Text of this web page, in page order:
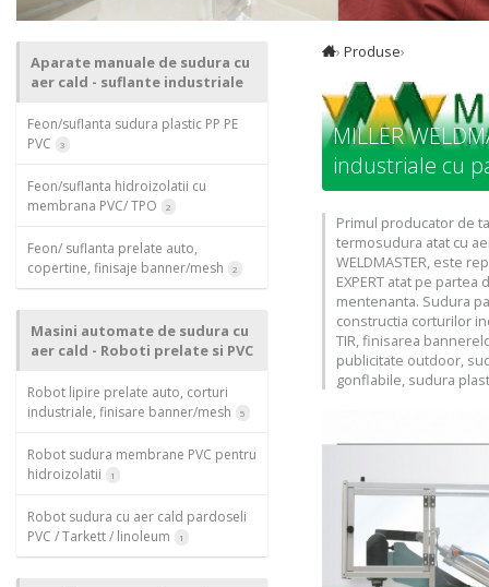
Aparate manuale de sudura cu
aer cald - suflante industriale
Feon/suflanta sudura plastic PP PE
PVC
3
Feon/suflanta hidroizolatii cu
membrana PVC/ TPO
2
Feon/ suflanta prelate auto,
copertine, finisaje banner/mesh
2
Masini automate de sudura cu
aer cald - Roboti prelate si PVC
Robot lipire prelate auto, corturi
industriale, finisare banner/mesh
5
Robot sudura membrane PVC pentru
hidroizolatii
1
Robot sudura cu aer cald pardoseli
PVC / Tarkett / linoleum
1
› Produse›
MILLER
industriale cu
Primul producator de
termosudura atat cu
WELDMASTER, este
EXPERT atat pe
mentenanta. Sudura
constructia corturilor
TIR, finisarea
publicitate outdoor,
gonflabile, sudura